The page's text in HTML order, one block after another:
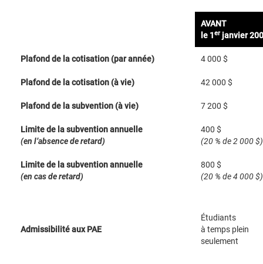
AVANT
le 1erjanvier
Plafond de la cotisation (par année) 4 000 $
Plafond de la cotisation (à vie) 42 000 $
Plafond de la subvention (à vie) 7 200 $
Limite de la subvention annuelle
(en l’absence de retard)
400 $
(20 % de 2 000 $)
Limite de la subvention annuelle
(en cas de retard)
800 $
(20 % de 4 000 $)
Admissibilité aux PAE
Étudiants
à temps plein
seulement